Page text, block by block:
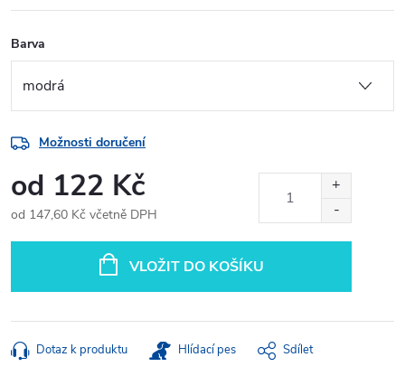
Barva
Možnosti doručení
od 122 Kč
od 147,60 Kč včetně DPH
VLOŽIT DO KOŠÍKU
Dotaz k produktu Hlídací pes Sdílet